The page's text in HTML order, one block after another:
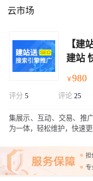
云市场
【建站首选 送
建站
￥980
评分 5 评论 25
集展示、互动、交易、推
为一体，轻松维护，快速
担
专